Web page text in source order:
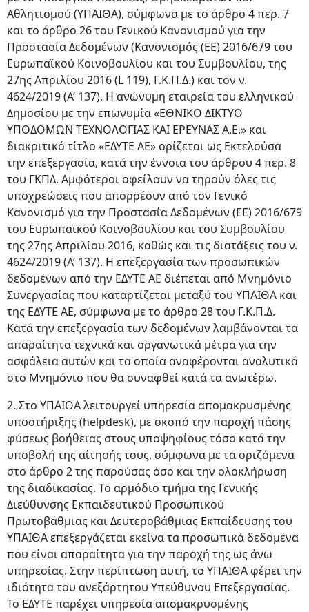
Αθλητισμού (ΥΠΑΙΘΑ), σύμφωνα με το άρθρο 4 περ. 7
και το άρθρο 26 του Γενικού Κανονισμού για την
Προστασία Δεδομένων (Κανονισμός (ΕΕ) 2016/679 του
Ευρωπαϊκού Κοινοβουλίου και του Συμβουλίου, της
27ης Απριλίου 2016 (L 119), Γ.Κ.Π.Δ.) και τον ν.
4624/2019 (Α’ 137). Η ανώνυμη εταιρεία του ελληνικού
Δημοσίου με την επωνυμία «ΕΘΝΙΚΟ ΔΙΚΤΥΟ
ΥΠΟΔΟΜΩΝ ΤΕΧΝΟΛΟΓΙΑΣ ΚΑΙ ΕΡΕΥΝΑΣ Α.Ε.» και
διακριτικό τίτλο «ΕΔΥΤΕ ΑΕ» ορίζεται ως Εκτελούσα
την επεξεργασία, κατά την έννοια του άρθρου 4 περ. 8
του ΓΚΠΔ. Αμφότεροι οφείλουν να τηρούν όλες τις
υποχρεώσεις που απορρέουν από τον Γενικό
Κανονισμό για την Προστασία Δεδομένων (ΕΕ) 2016/679
του Ευρωπαϊκού Κοινοβουλίου και του Συμβουλίου
της 27ης Απριλίου 2016, καθώς και τις διατάξεις του ν.
4624/2019 (Α’ 137). Η επεξεργασία των προσωπικών
δεδομένων από την ΕΔΥΤΕ ΑΕ διέπεται από Μνημόνιο
Συνεργασίας που καταρτίζεται μεταξύ του ΥΠΑΙΘΑ και
της ΕΔΥΤΕ ΑΕ, σύμφωνα με το άρθρο 28 του Γ.Κ.Π.Δ.
Κατά την επεξεργασία των δεδομένων λαμβάνονται τα
απαραίτητα τεχνικά και οργανωτικά μέτρα για την
ασφάλεια αυτών και τα οποία αναφέρονται αναλυτικά
στο Μνημόνιο που θα συναφθεί κατά τα ανωτέρω.
2. Στο ΥΠΑΙΘΑ λειτουργεί υπηρεσία απομακρυσμένης
υποστήριξης (helpdesk), με σκοπό την παροχή πάσης
φύσεως βοήθειας στους υποψηφίους τόσο κατά την
υποβολή της αίτησής τους, σύμφωνα με τα οριζόμενα
στο άρθρο 2 της παρούσας όσο και την ολοκλήρωση
της διαδικασίας. Το αρμόδιο τμήμα της Γενικής
Διεύθυνσης Εκπαιδευτικού Προσωπικού
Πρωτοβάθμιας και Δευτεροβάθμιας Εκπαίδευσης του
ΥΠΑΙΘΑ επεξεργάζεται εκείνα τα προσωπικά δεδομένα
που είναι απαραίτητα για την παροχή της ως άνω
υπηρεσίας. Στην περίπτωση αυτή, το ΥΠΑΙΘΑ φέρει την
ιδιότητα του ανεξάρτητου Υπεύθυνου Επεξεργασίας.
Το ΕΔΥΤΕ παρέχει υπηρεσία απομακρυσμένης